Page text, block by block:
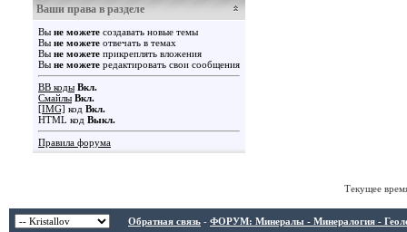
Ваши права в разделе
Вы не можете создавать новые темы
Вы не можете отвечать в темах
Вы не можете прикреплять вложения
Вы не можете редактировать свои сообщения
BB коды Вкл.
Смайлы Вкл.
[IMG] код Вкл.
HTML код Выкл.
Правила форума
Текущее
Обратная связь - ФОРУМ: Минералы - Минералогия -